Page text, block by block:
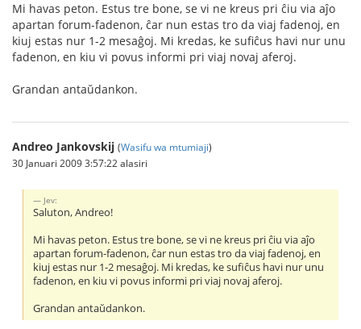
Mi havas peton. Estus tre bone, se vi ne kreus pri ĉiu via aĵo
apartan forum-fadenon, ĉar nun estas tro da viaj fadenoj, en
kiuj estas nur 1-2 mesaĝoj. Mi kredas, ke sufiĉus havi nur unu
fadenon, en kiu vi povus informi pri viaj novaj aferoj.
Grandan antaŭdankon.
Andreo Jankovskij (Wasifu wa mtumiaji)
30 Januari 2009 3:57:22 alasiri
Jev:
Saluton, Andreo!
Mi havas peton. Estus tre bone, se vi ne kreus pri ĉiu via aĵo
apartan forum-fadenon, ĉar nun estas tro da viaj fadenoj, en
kiuj estas nur 1-2 mesaĝoj. Mi kredas, ke sufiĉus havi nur unu
fadenon, en kiu vi povus informi pri viaj novaj aferoj.
Grandan antaŭdankon.